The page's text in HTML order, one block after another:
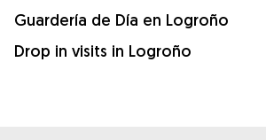
Guardería de Día en Logroño
Drop in visits in Logroño